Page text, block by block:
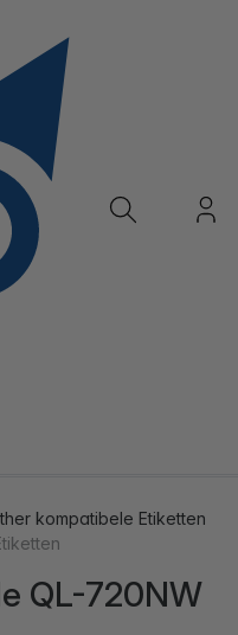
kompatibele Etiketten
QL-720NW